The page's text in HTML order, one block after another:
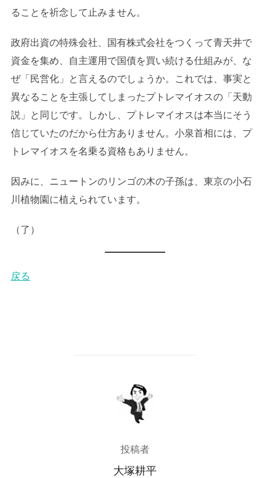
ることを祈念して止みません。
政府出資の特殊会社、国有株式会社をつくって青天井で
資金を集め、自主運用で国債を買い続ける仕組みが、な
ぜ「民営化」と言えるのでしょうか。これでは、事実と
異なることを主張してしまったプトレマイオスの「天動
説」と同じです。しかし、プトレマイオスは本当にそう
信じていたのだから仕方ありません。小泉首相には、プ
トレマイオスを名乗る資格もありません。
因みに、ニュートンのリンゴの木の子孫は、東京の小石
川植物園に植えられています。
（了）
戻る
投稿者
投稿者
大塚耕平